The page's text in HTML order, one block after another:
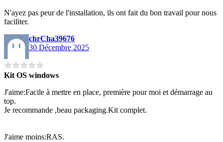
N'ayez pas peur de l'installation, ils ont fait du bon travail pour nous
faciliter.
chrCha39676
30 Décembre 2025
Kit OS windows
J'aime:Facile à mettre en place, première pour moi et démarrage au
top.
Je recommande ,beau packaging.Kit complet.
J'aime moins:RAS.